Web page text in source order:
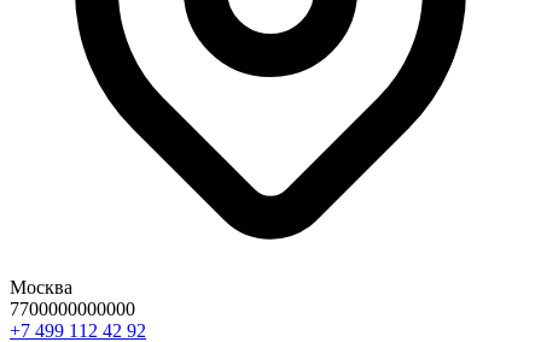
Москва
7700000000000
29 24 211 994 7+